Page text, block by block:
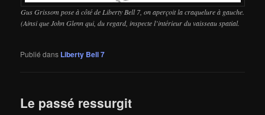
Gus Grissom pose à côté de Liberty Bell 7, on aperçoit la craquelure à gauche.
(Ainsi que John Glenn qui, du regard, inspecte l’intérieur du vaisseau spatial.
Publié dans Liberty Bell 7
Le passé ressurgit